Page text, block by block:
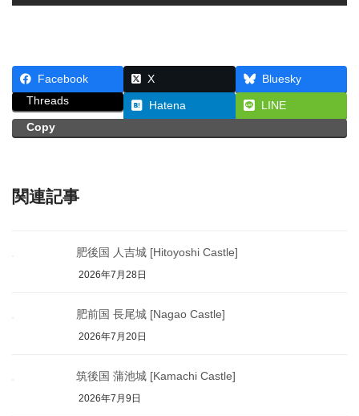
Facebook X
Bluesky
Threads
Hatena
LINE
Copy
関連記事
肥後国 人吉城 [Hitoyoshi Castle]
2026年7月28日
肥前国 長尾城 [Nagao Castle]
2026年7月20日
筑後国 蒲池城 [Kamachi Castle]
2026年7月9日